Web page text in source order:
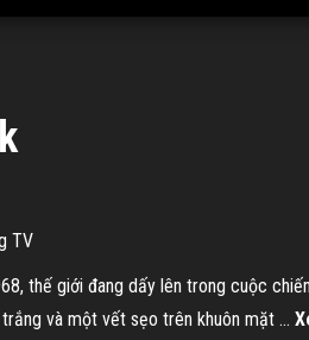
TV
thế giới đang dấy lên trong cuộc
và một vết sẹo trên khuôn mặt …